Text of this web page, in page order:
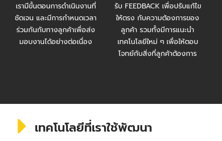
เรามีขั้นตอนการดำเนินงานที่
ชัดเจน และมีการกำหนดเวลา
ร่วมกันกับทางลูกค้าเพื่อส่ง
มอบงานได้อย่างต่อเนื่อง
รับ FEEDBACK เพื่อปรับแก้ไข
ให้ตรง กับความต้องการของ
ลูกค้า รวมทั้งมีการแนะนำ
เทคโนโลยีใหม่ ๆ เพื่อให้ตอบ
โจทย์กับสิ่งที่ลูกค้าต้องการ
เทคโนโลยีที่เราใช้พัฒนา